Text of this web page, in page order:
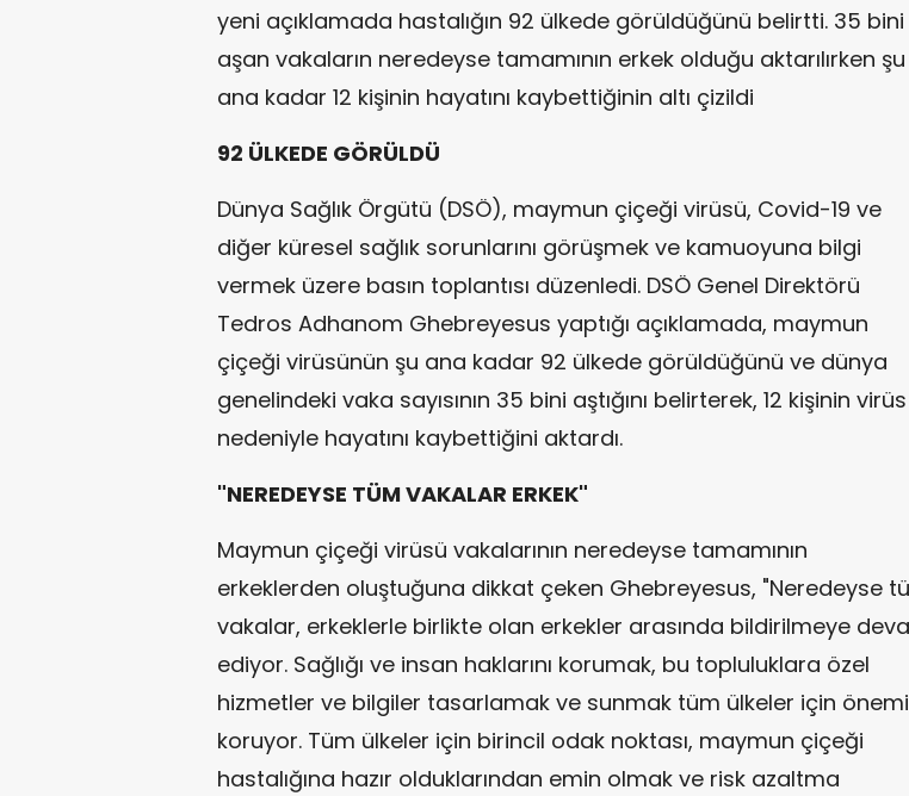
yeni açıklamada hastalığın 92 ülkede görüldüğünü belirtti. 35 bini
aşan vakaların neredeyse tamamının erkek olduğu aktarılırken şu
ana kadar 12 kişinin hayatını kaybettiğinin altı çizildi
92 ÜLKEDE GÖRÜLDÜ
Dünya Sağlık Örgütü (DSÖ), maymun çiçeği virüsü, Covid-19 ve
diğer küresel sağlık sorunlarını görüşmek ve kamuoyuna bilgi
vermek üzere basın toplantısı düzenledi. DSÖ Genel Direktörü
Tedros Adhanom Ghebreyesus yaptığı açıklamada, maymun
çiçeği virüsünün şu ana kadar 92 ülkede görüldüğünü ve dünya
genelindeki vaka sayısının 35 bini aştığını belirterek, 12 kişinin virüs
nedeniyle hayatını kaybettiğini aktardı.
"NEREDEYSE TÜM VAKALAR ERKEK"
Maymun çiçeği virüsü vakalarının neredeyse tamamının
erkeklerden oluştuğuna dikkat çeken Ghebreyesus, "Neredeyse
vakalar, erkeklerle birlikte olan erkekler arasında bildirilmeye
ediyor. Sağlığı ve insan haklarını korumak, bu topluluklara özel
hizmetler ve bilgiler tasarlamak ve sunmak tüm ülkeler için
koruyor. Tüm ülkeler için birincil odak noktası, maymun çiçeği
hastalığına hazır olduklarından emin olmak ve risk azaltma